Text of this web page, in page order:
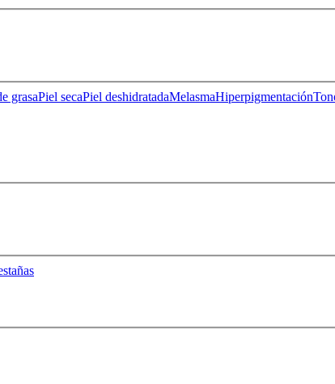
grasaPiel secaPiel deshidratadaMelasmaHiperpigmentación